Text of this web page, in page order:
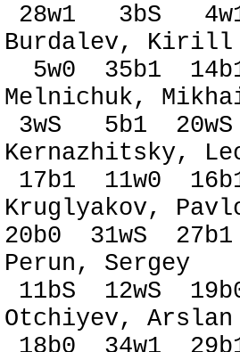
28w1
5w0 35b1
3wЅ 5b1
17b1 11w0
20b0 31wЅ
11bЅ 12wЅ
18b0 34w1